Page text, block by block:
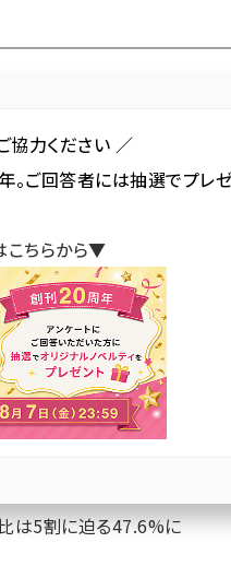
セミナー／イベント
タ分析 サイト制作／デザイン
円で過去最高を3年連続更新
、7兆6730億
は5割に迫る47.6%に
協力ください ／
ご回答者には抽選でプレ
こちらから▼